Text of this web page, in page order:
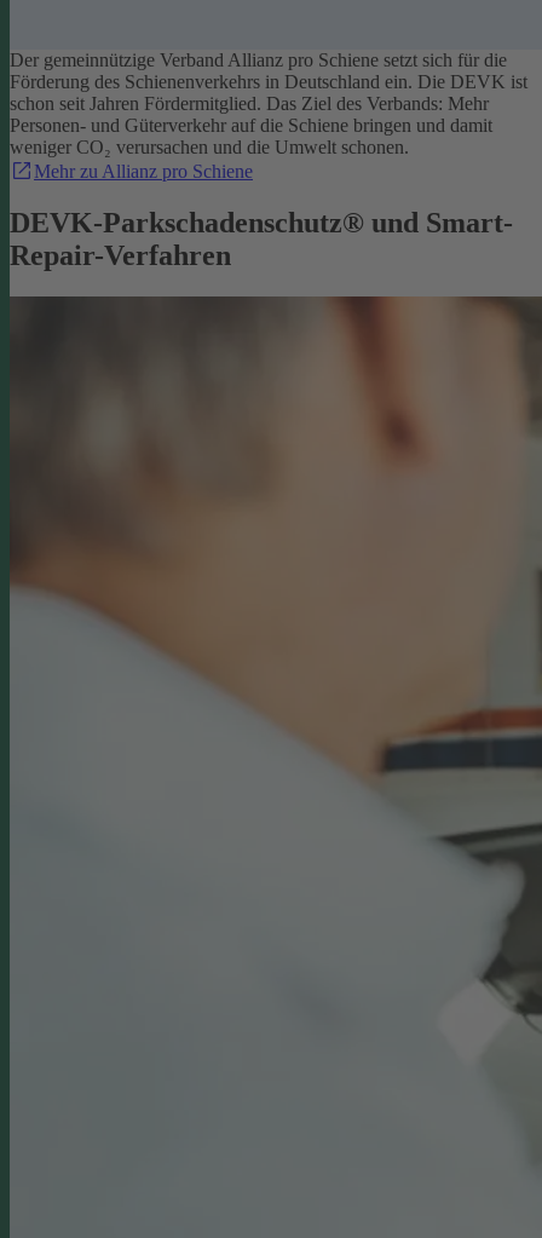
Der gemeinnützige Verband Allianz pro Schiene setzt sich für die
Förderung des Schienenverkehrs in Deutschland ein. Die DEVK ist
schon seit Jahren Fördermitglied. Das Ziel des Verbands: Mehr
Personen- und Güterverkehr auf die Schiene bringen und damit
weniger CO₂ verursachen und die Umwelt schonen.
Mehr zu Allianz pro Schiene
DEVK-Parkschadenschutz® und Smart-
Repair-Verfahren